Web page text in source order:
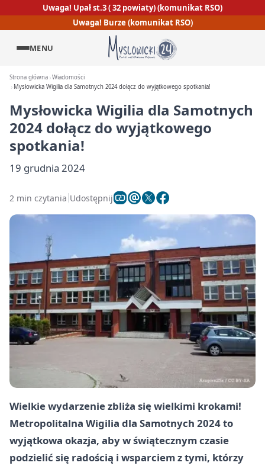
Uwaga! Upał st.3 ( 32 powiaty) (komunikat RSO)
Uwaga! Burze (komunikat RSO)
MENU
Strona główna Wiadomości
Mysłowicka Wigilia dla Samotnych 2024 dołącz do wyjątkowego spotkania!
Mysłowicka Wigilia dla Samotnych
2024 dołącz do wyjątkowego
spotkania!
19 grudnia 2024
2 min czytania Udostępnij
Wielkie wydarzenie zbliża się wielkimi krokami!
Metropolitalna Wigilia dla Samotnych 2024 to
wyjątkowa okazja, aby w świątecznym czasie
podzielić się radością i wsparciem z tymi, którzy